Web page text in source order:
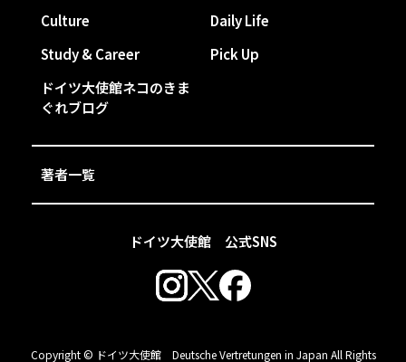
ドイツ大使館 公式SNS
Culture
Daily Life
Study & Career
Pick Up
ドイツ大使館ネコのきま
ぐれブログ
著者一覧
Copyright © ドイツ大使館 Deutsche Vertretungen in Japan All Rights